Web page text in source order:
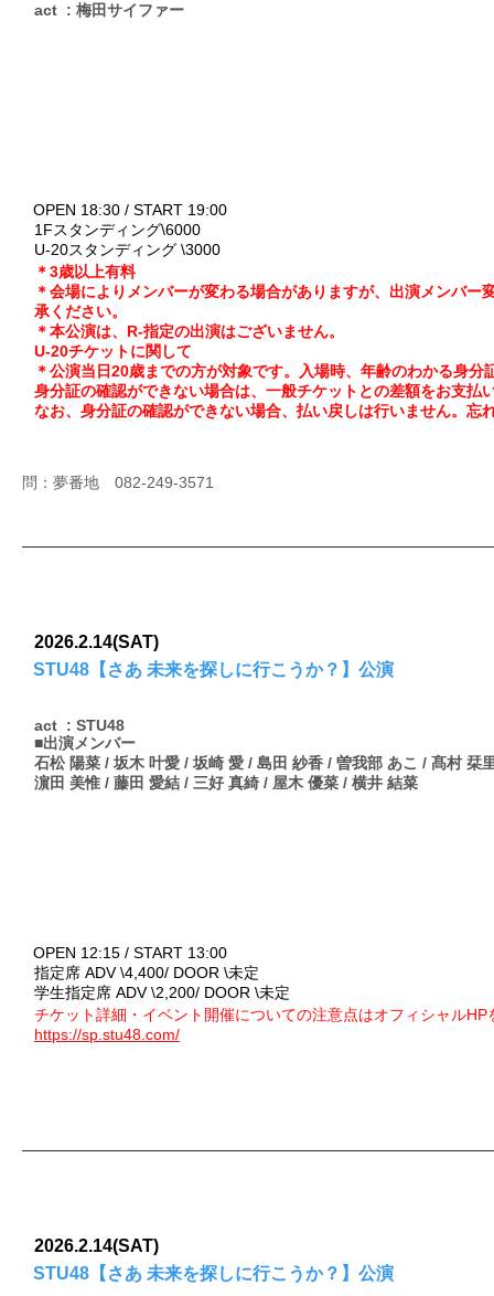
act : 梅田サイファー
OPEN 18:30 / START 19:00
1Fスタンディング\6000
U-20スタンディング \3000
＊3歳以上有料
＊会場によりメンバーが変わる場合がありますが、出演メンバ
承ください。
＊本公演は、R-指定の出演はございません。
U-20チケットに関して
＊公演当日20歳までの方が対象です。入場時、年齢のわかる身分
身分証の確認ができない場合は、一般チケットとの差額をお支払
なお、身分証の確認ができない場合、払い戻しは行いません。忘
問：夢番地 082-249-3571
2026.2.14(SAT)
STU48【さあ 未来を探しに行こうか？】公演
act : STU48
■出演メンバー
石松 陽菜 / 坂木 叶愛 / 坂崎 愛 / 島田 紗香 / 曽我部 あこ / 髙村 栞
濵田 美惟 / 藤田 愛結 / 三好 真綺 / 屋木 優菜 / 横井 結菜
OPEN 12:15 / START 13:00
指定席 ADV \4,400/ DOOR \未定
学生指定席 ADV \2 ,200/ DOOR \未定
チケット詳細・イベント開催についての注意点はオフィシャルHP
https://sp.stu48.com/
2026.2.14(SAT)
STU48【さあ 未来を探しに行こうか？】公演